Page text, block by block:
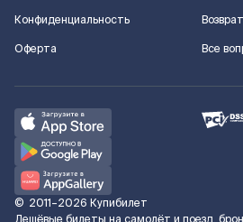
Конфиденциальность
Оферта
Все
© 2011–2026 Купибилет